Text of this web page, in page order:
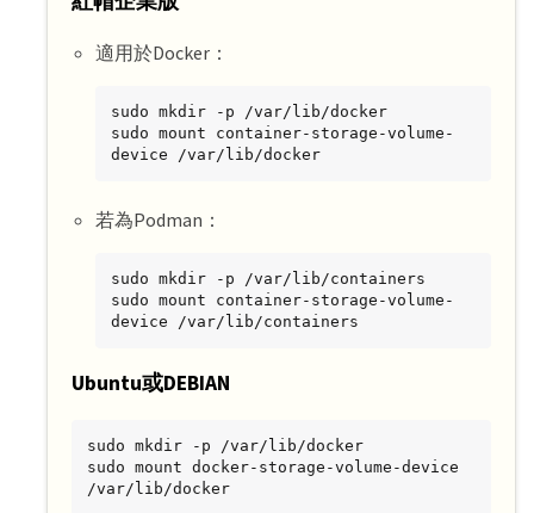
適用於Docker：
sudo mkdir -p /var/lib/docker
sudo mount container-storage-volume-
device /var/lib/docker
若為Podman：
sudo mkdir -p /var/lib/containers
sudo mount container-storage-volume-
device /var/lib/containers
Ubuntu或DEBIAN
sudo mkdir -p /var/lib/docker
sudo mount docker-storage-volume-device
/var/lib/docker